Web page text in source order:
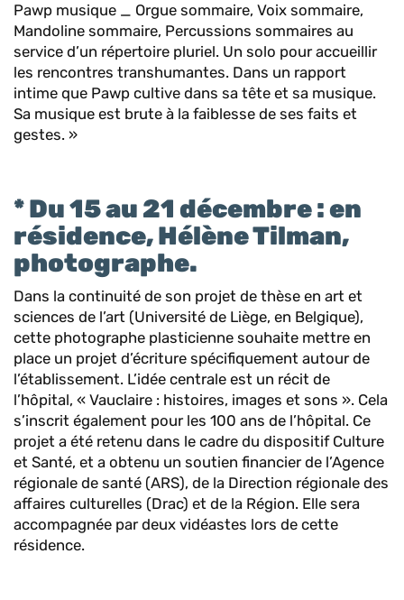
Pawp musique _ Orgue sommaire, Voix sommaire,
Mandoline sommaire, Percussions sommaires au
service d’un répertoire pluriel. Un solo pour accueillir
les rencontres transhumantes. Dans un rapport
intime que Pawp cultive dans sa tête et sa musique.
Sa musique est brute à la faiblesse de ses faits et
gestes. »
* Du 15 au 21 décembre : en
résidence, Hélène Tilman,
photographe.
Dans la continuité de son projet de thèse en art et
sciences de l’art (Université de Liège, en Belgique),
cette photographe plasticienne souhaite mettre en
place un projet d’écriture spécifiquement autour de
l’établissement. L’idée centrale est un récit de
l’hôpital, « Vauclaire : histoires, images et sons ». Cela
s’inscrit également pour les 100 ans de l’hôpital. Ce
projet a été retenu dans le cadre du dispositif Culture
et Santé, et a obtenu un soutien financier de l’Agence
régionale de santé (ARS), de la Direction régionale des
affaires culturelles (Drac) et de la Région. Elle sera
accompagnée par deux vidéastes lors de cette
résidence.